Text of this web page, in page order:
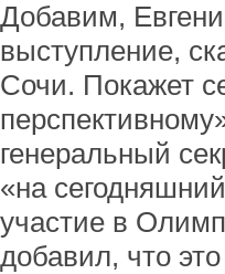
Добавим,
выступление,
Сочи. Покажет
генеральный
«на
участие в
добавил, что